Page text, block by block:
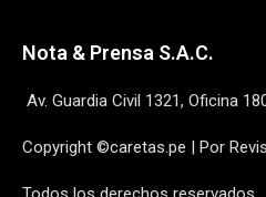
Nota & Prensa S.A.C.
Av. Guardia Civil 1321, Oficina
Copyright ©caretas.pe | Por